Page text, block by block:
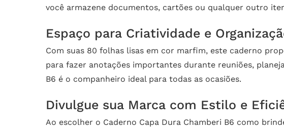
você armazene documentos, cartões ou qualquer outro
Espaço para Criatividade e
Com suas 80 folhas lisas em cor marfim, este caderno
para fazer anotações importantes durante reuniões,
B6 é o companheiro ideal para todas as ocasiões.
Divulgue sua Marca com Estilo e
Ao escolher o Caderno Capa Dura Chamberi B6 como